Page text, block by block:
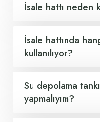
İsale hattı neden
İsale hattında
kullanılıyor?
Su depolama
yapmalıyım?